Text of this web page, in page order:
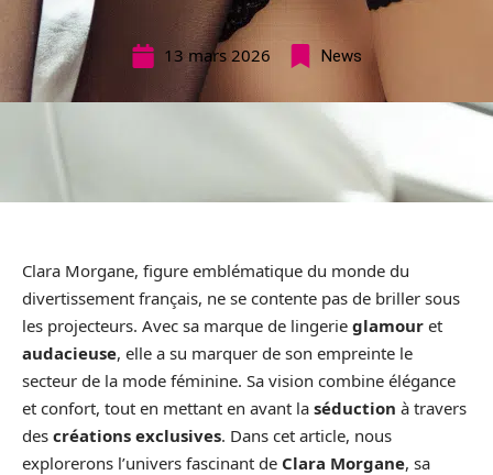
13 mars 2026 News
Clara Morgane, figure emblématique du monde du
divertissement français, ne se contente pas de briller sous
les projecteurs. Avec sa marque de lingerie glamour et
audacieuse, elle a su marquer de son empreinte le
secteur de la mode féminine. Sa vision combine élégance
et confort, tout en mettant en avant la séduction à travers
des créations exclusives. Dans cet article, nous
explorerons l’univers fascinant de Clara Morgane, sa